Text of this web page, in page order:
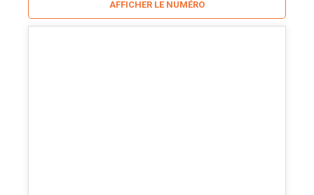
AFFICHER LE NUMÉRO